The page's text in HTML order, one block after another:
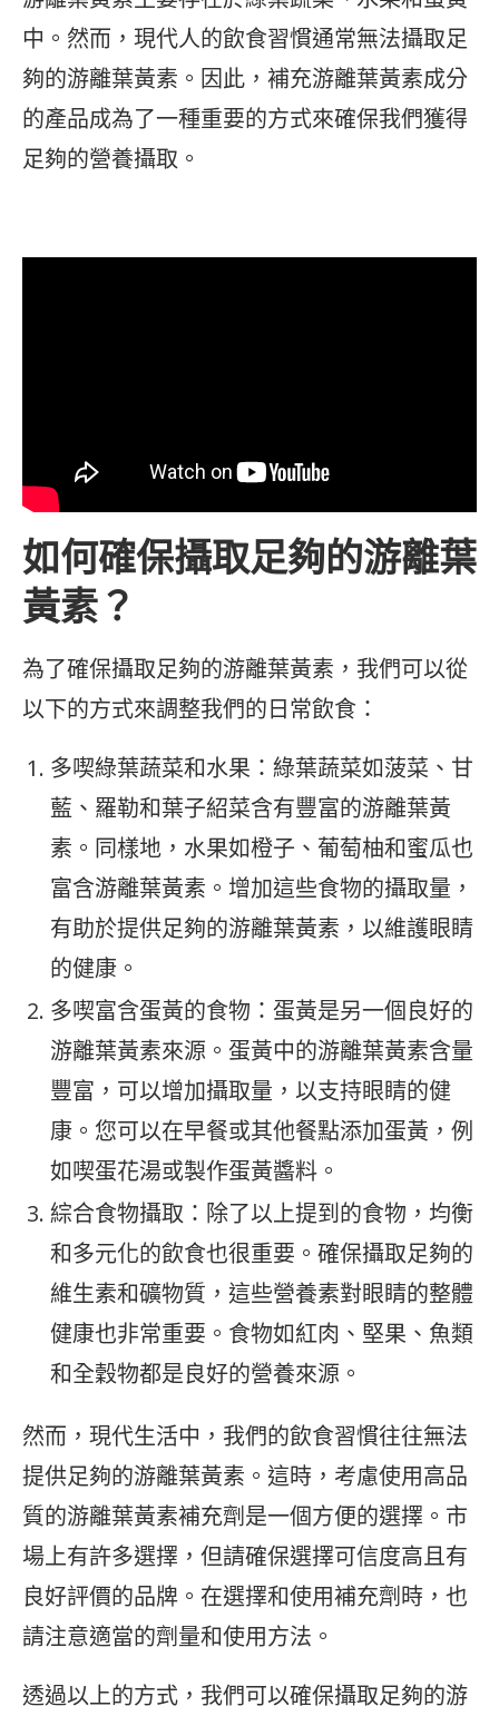
中。然而，現代人的飲食習慣通常無法攝取足
夠的游離葉黃素。因此，補充游離葉黃素成分
的產品成為了一種重要的方式來確保我們獲得
足夠的營養攝取。
如何確保攝取足夠的游離葉
黃素？
為了確保攝取足夠的游離葉黃素，我們可以從
以下的方式來調整我們的日常飲食：
多喫綠葉蔬菜和水果：綠葉蔬菜如菠菜、甘
藍、羅勒和葉子紹菜含有豐富的游離葉黃
素。同樣地，水果如橙子、葡萄柚和蜜瓜也
富含游離葉黃素。增加這些食物的攝取量，
有助於提供足夠的游離葉黃素，以維護眼睛
的健康。
多喫富含蛋黃的食物：蛋黃是另一個良好的
游離葉黃素來源。蛋黃中的游離葉黃素含量
豐富，可以增加攝取量，以支持眼睛的健
康。您可以在早餐或其他餐點添加蛋黃，例
如喫蛋花湯或製作蛋黃醬料。
綜合食物攝取：除了以上提到的食物，均衡
和多元化的飲食也很重要。確保攝取足夠的
維生素和礦物質，這些營養素對眼睛的整體
健康也非常重要。食物如紅肉、堅果、魚類
和全穀物都是良好的營養來源。
然而，現代生活中，我們的飲食習慣往往無法
提供足夠的游離葉黃素。這時，考慮使用高品
質的游離葉黃素補充劑是一個方便的選擇。市
場上有許多選擇，但請確保選擇可信度高且有
良好評價的品牌。在選擇和使用補充劑時，也
請注意適當的劑量和使用方法。
透過以上的方式，我們可以確保攝取足夠的游